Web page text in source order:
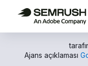
Ajans açıklaması